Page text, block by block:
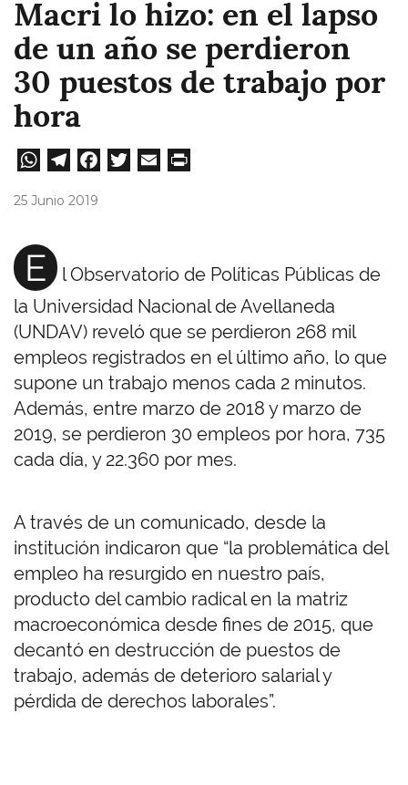
Macri lo hizo: en el lapso
de un año se perdieron
30 puestos de trabajo por
hora
W
A
pp
Te
m
Fa
25 Junio 2019
E
l Observatorio de Políticas Públicas de
la Universidad Nacional de Avellaneda
(UNDAV) reveló que se perdieron 268 mil
empleos registrados en el último año, lo que
supone un trabajo menos cada 2 minutos.
Además, entre marzo de 2018 y marzo de
2019, se perdieron 30 empleos por hora, 735
cada día, y 22.360 por mes.
A través de un comunicado, desde la
institución indicaron que “la problemática del
empleo ha resurgido en nuestro país,
producto del cambio radical en la matriz
macroeconómica desde fines de 2015, que
decantó en destrucción de puestos de
trabajo, además de deterioro salarial y
pérdida de derechos laborales”.